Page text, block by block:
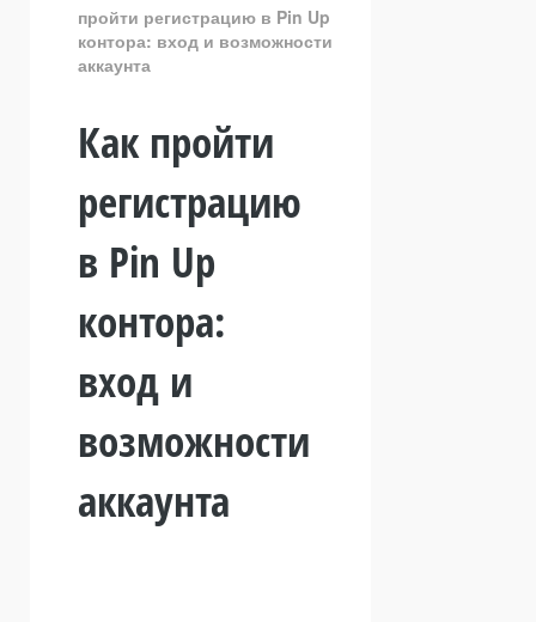
пройти регистрацию в Pin Up
контора: вход и возможности
аккаунта
Как пройти
регистрацию
в Pin Up
контора:
вход и
возможности
аккаунта